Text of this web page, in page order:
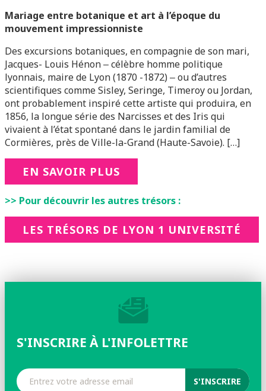
Mariage entre botanique et art à l’époque du
mouvement impressionniste
Des excursions botaniques, en compagnie de son mari,
Jacques- Louis Hénon ‒ célèbre homme politique
lyonnais, maire de Lyon (1870 -1872) ‒ ou d’autres
scientifiques comme Sisley, Seringe, Timeroy ou Jordan,
ont probablement inspiré cette artiste qui produira, en
1856, la longue série des Narcisses et des Iris qui
vivaient à l’état spontané dans le jardin familial de
Cormières, près de Ville-la-Grand (Haute-Savoie). […]
EN SAVOIR PLUS
>> Pour découvrir les autres trésors :
LES TRÉSORS DE LYON 1 UNIVERSITÉ
S'INSCRIRE À L'INFOLETTRE